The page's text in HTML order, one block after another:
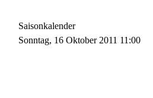
Saisonkalender
Sonntag, 16 Oktober 2011 11:00